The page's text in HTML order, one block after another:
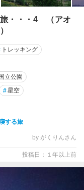
旅・・・4 （アオ
トレッキング
立公園
#星空
する旅
by がくりんさん
投稿日：１年以上前